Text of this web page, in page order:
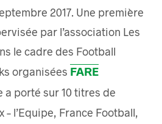
2017. Une première
par l’association Les
le cadre des Football
organisées FARE
a porté sur 10 titres de
– l’Equipe, France Football,